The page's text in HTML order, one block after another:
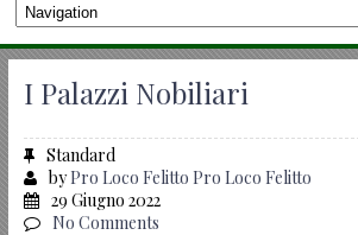
I Palazzi Nobiliari
Standard
byPro Loco Felitto Pro Loco Felitto
29 Giugno 2022
No Comments